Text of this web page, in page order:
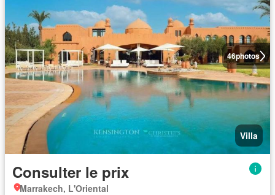
46photos
Villa
Consulter le prix
Marrakech, L'Oriental